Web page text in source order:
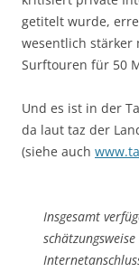
getitelt wurde,
wesentlich stärker
Surftouren für 50
Und es ist in der
da laut taz der
(siehe auch
Insgesamt